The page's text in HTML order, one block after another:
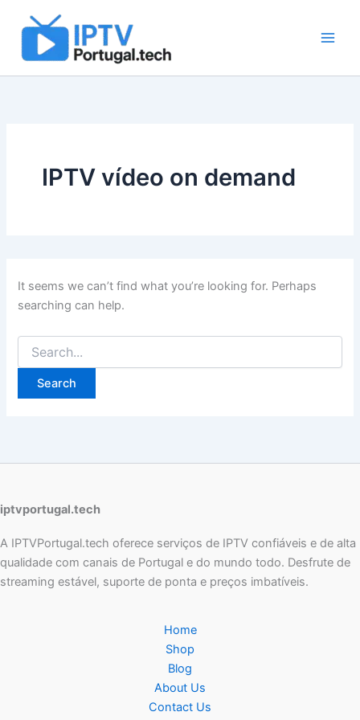
content
IPTV vídeo on demand
It seems we can’t find what you’re looking for. Perhaps
searching can help.
for:
iptvportugal.tech
A IPTVPortugal.tech oferece serviços de IPTV confiáveis e de alta
qualidade com canais de Portugal e do mundo todo. Desfrute de
streaming estável, suporte de ponta e preços imbatíveis.
Home
Shop
Blog
About Us
Contact Us